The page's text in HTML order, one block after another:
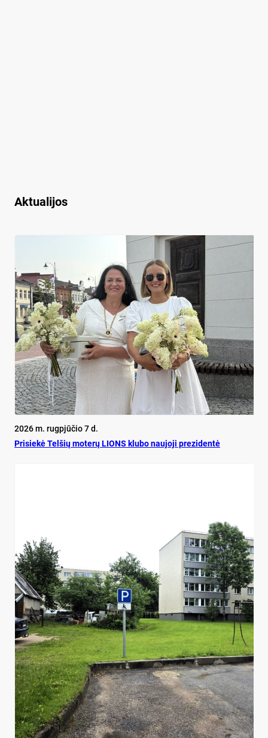
Aktualijos
2026 m. rugpjūčio 7 d.
Pri­siekė Tel­šių mo­terų LIONS klu­bo nau­jo­ji pre­zi­dentė